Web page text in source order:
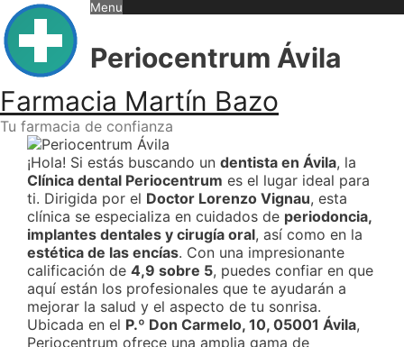
Skip
to
content
Farmacia Martín Bazo
Tu farmacia de confianza
Menu
Periocentrum Ávila
¡Hola! Si estás buscando un dentista en Ávila, la
Clínica dental Periocentrum es el lugar ideal para
ti. Dirigida por el Doctor Lorenzo Vignau, esta
clínica se especializa en cuidados de periodoncia,
implantes dentales y cirugía oral, así como en la
estética de las encías. Con una impresionante
calificación de 4,9 sobre 5, puedes confiar en que
aquí están los profesionales que te ayudarán a
mejorar la salud y el aspecto de tu sonrisa.
Ubicada en el P.º Don Carmelo, 10, 05001 Ávila,
Periocentrum ofrece una amplia gama de